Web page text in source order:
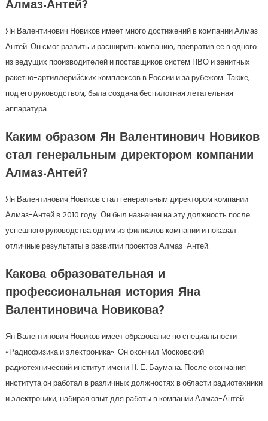
Алмаз-Антей?
Ян Валентинович Новиков имеет много достижений в компании Алмаз-
Антей. Он смог развить и расширить компанию, превратив ее в одного
из ведущих производителей и поставщиков систем ПВО и зенитных
ракетно-артиллерийских комплексов в России и за рубежом. Также,
под его руководством, была создана беспилотная летательная
аппаратура.
Каким образом Ян Валентинович Новиков
стал генеральным директором компании
Алмаз-Антей?
Ян Валентинович Новиков стал генеральным директором компании
Алмаз-Антей в 2010 году. Он был назначен на эту должность после
успешного руководства одним из филиалов компании и показал
отличные результаты в развитии проектов Алмаз-Антей.
Какова образовательная и
профессиональная история Яна
Валентиновича Новикова?
Ян Валентинович Новиков имеет образование по специальности
«Радиофизика и электроника». Он окончил Московский
радиотехнический институт имени Н. Е. Баумана. После окончания
института он работал в различных должностях в области радиотехники
и электроники, набирая опыт для работы в компании Алмаз-Антей.